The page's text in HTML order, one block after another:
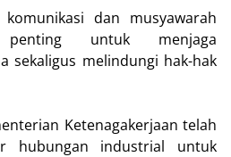
komunikasi dan musyawarah
untuk menjaga
sekaligus melindungi hak-hak
Ketenagakerjaan telah
hubungan industrial untuk